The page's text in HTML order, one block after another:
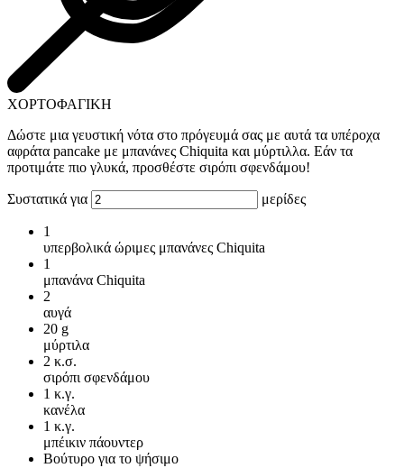
ΧΟΡΤΟΦΑΓΙΚΗ
Δώστε μια γευστική νότα στο πρόγευμά σας με αυτά τα υπέροχα
αφράτα pancake με μπανάνες Chiquita και μύρτιλλα. Εάν τα
προτιμάτε πιο γλυκά, προσθέστε σιρόπι σφενδάμου!
Συστατικά για μερίδες
1
υπερβολικά ώριμες μπανάνες Chiquita
1
μπανάνα Chiquita
2
αυγά
20 g
μύρτιλα
2 κ.σ.
σιρόπι σφενδάμου
1 κ.γ.
κανέλα
1 κ.γ.
μπέικιν πάουντερ
Bούτυρο για το ψήσιμο